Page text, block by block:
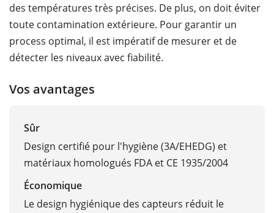
des températures très précises. De plus, on doit éviter
toute contamination extérieure. Pour garantir un
process optimal, il est impératif de mesurer et de
détecter les niveaux avec fiabilité.
Vos avantages
Sûr
Design certifié pour l'hygiène (3A/EHEDG) et
matériaux homologués FDA et CE 1935/2004
Économique
Le design hygiénique des capteurs réduit le